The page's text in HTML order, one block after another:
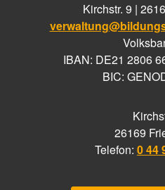
Kirchstr. 9 |
IBAN: DE21 2806
BIC:
26169
Telefon: 0 44